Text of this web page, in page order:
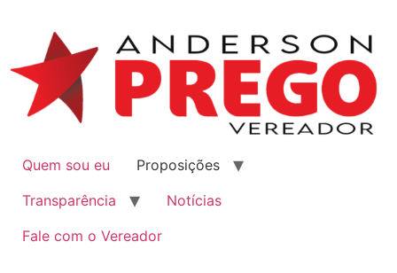
Quem sou eu
Proposições
Transparência
Notícias
Fale com o Vereador